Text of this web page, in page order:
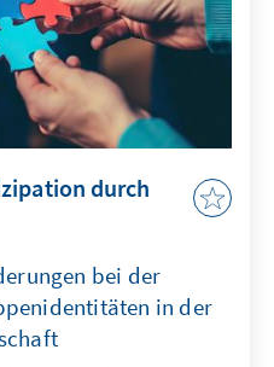
durch
bei der
in der